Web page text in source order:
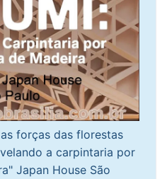
forças das florestas
a carpintaria por
Japan House São